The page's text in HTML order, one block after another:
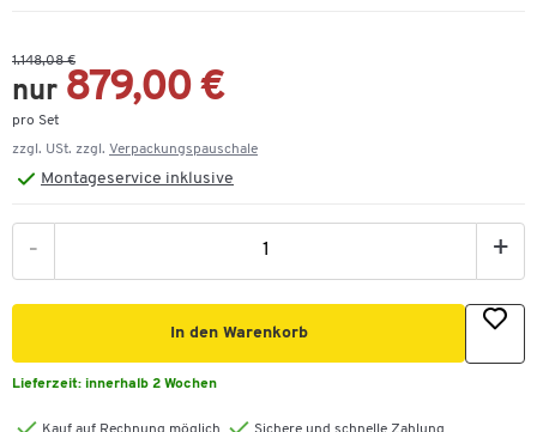
1.148,08 €
nur 879,00 €
pro Set
zzgl. USt. zzgl. Verpackungspauschale
Montageservice inklusive
- +
In den Warenkorb
Lieferzeit: innerhalb 2 Wochen